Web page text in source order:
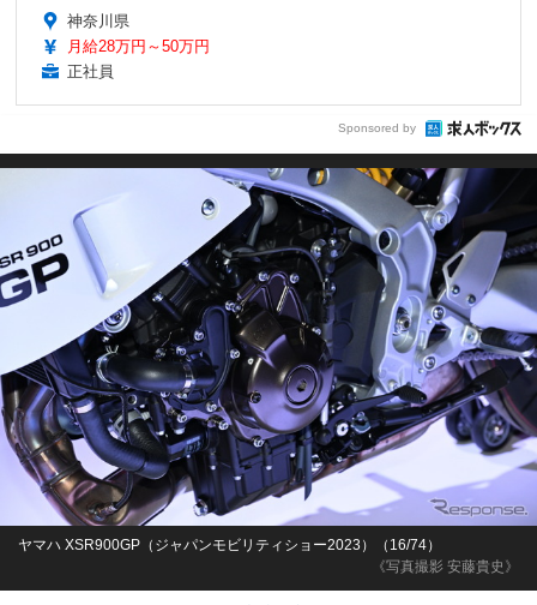
神奈川県
月給28万円～50万円
正社員
Sponsored by
《写真撮影 安藤貴史》
ヤマハ XSR900GP（ジャパンモビリティショー2023）（16/74）